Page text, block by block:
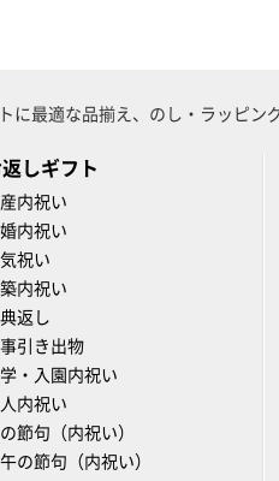
に最適な品揃え、のし・ラッピン
しギフト
内祝い
内祝い
祝い
内祝い
返し
引き出物
学・入園内祝い
内祝い
節句（内祝い）
の節句（内祝い）